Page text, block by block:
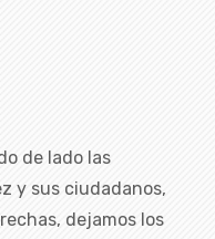
de lado las
y sus ciudadanos,
dejamos los